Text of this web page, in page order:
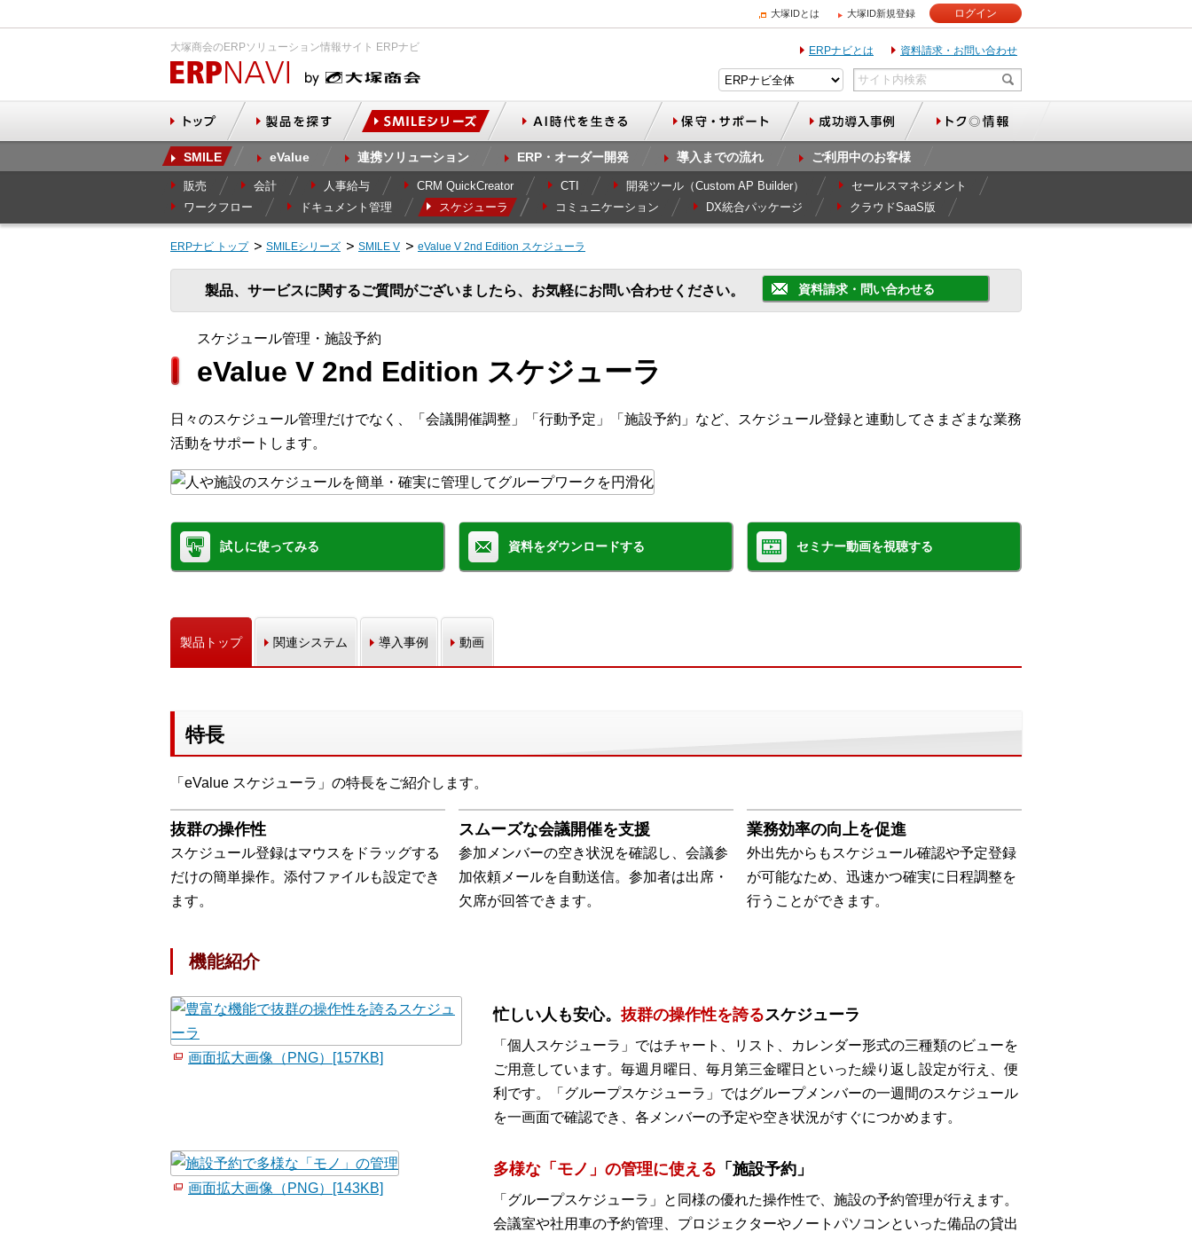
大塚IDとは 大塚ID新規登録 ログイン
大塚商会のERPソリューション情報サイト ERPナビ ERPナビとは 資料請求・お問い合わせ
SMILE eValue 連携ソリューション ERP・オーダー開発 導入までの流れ ご利用中のお客様
販売 会計 人事給与 CRM QuickCreator CTI 開発ツール（Custom AP Builder）
セールスマネジメント
ワークフロー
ドキュメント管理 スケジューラ コミュニケーション DX統合パッケージ クラウドSaaS版
ERPナビ トップ SMILEシリーズ SMILE V eValue V 2nd Edition スケジューラ
製品、サービスに関するご質問がございましたら、お気軽にお問い合わせください。 資料請求・問い合わせる
スケジュール管理・施設予約
eValue V 2nd Edition スケジューラ
日々のスケジュール管理だけでなく、「会議開催調整」「行動予定」「施設予約」など、スケジュール登録と連動してさまざまな業務
活動をサポートします。
試しに使ってみる 資料をダウンロードする セミナー動画を視聴する
製品トップ 関連システム 導入事例 動画
特長
「eValue スケジューラ」の特長をご紹介します。
抜群の操作性
スケジュール登録はマウスをドラッグする
だけの簡単操作。添付ファイルも設定でき
ます。
スムーズな会議開催を支援
参加メンバーの空き状況を確認し、会議参
加依頼メールを自動送信。参加者は出席・
欠席が回答できます。
業務効率の向上を促進
外出先からもスケジュール確認や予定登録
が可能なため、迅速かつ確実に日程調整を
行うことができます。
機能紹介
画面拡大画像（PNG）[157KB]
忙しい人も安心。 抜群の操作性を誇るスケジューラ
「個人スケジューラ」ではチャート、リスト、カレンダー形式の三種類のビューを
ご用意しています。毎週月曜日、毎月第三金曜日といった繰り返し設定が行え、便
利です。「グループスケジューラ」ではグループメンバーの一週間のスケジュール
を一画面で確認でき、各メンバーの予定や空き状況がすぐにつかめます。
画面拡大画像（PNG）[143KB]
多様な「モノ」の管理に使える 「施設予約」
「グループスケジューラ」と同様の優れた操作性で、施設の予約管理が行えます。
会議室や社用車の予約管理、プロジェクターやノートパソコンといった備品の貸出